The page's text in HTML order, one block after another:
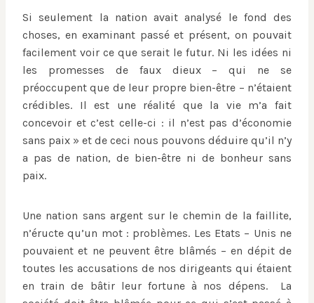
Si seulement la nation avait analysé le fond des
choses, en examinant passé et présent, on pouvait
facilement voir ce que serait le futur. Ni les idées ni
les promesses de faux dieux – qui ne se
préoccupent que de leur propre bien-être – n’étaient
crédibles. Il est une réalité que la vie m’a fait
concevoir et c’est celle-ci : il n’est pas d’économie
sans paix » et de ceci nous pouvons déduire qu’il n’y
a pas de nation, de bien-être ni de bonheur sans
paix.
Une nation sans argent sur le chemin de la faillite,
n’éructe qu’un mot : problèmes. Les Etats – Unis ne
pouvaient et ne peuvent être blâmés – en dépit de
toutes les accusations de nos dirigeants qui étaient
en train de bâtir leur fortune à nos dépens. La